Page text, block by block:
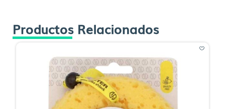
Productos Relacionados